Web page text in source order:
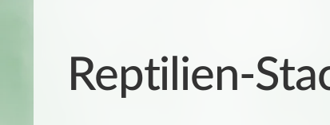
Reptilien-